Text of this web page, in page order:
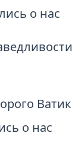
о нас
о нас